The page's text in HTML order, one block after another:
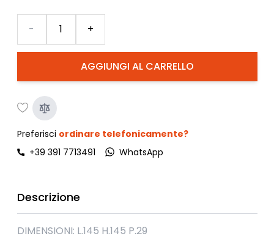
AGGIUNGI AL CARRELLO
- +
Preferisci ordinare telefonicamente?
+39 391 7713491
WhatsApp
Descrizione
DIMENSIONI: L.145 H.145 P.29